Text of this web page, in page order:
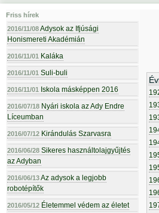
Friss hírek
2016/11/08Adysok az Ifjúsági
Honismereti Akadémián
2016/11/01 Kaláka
2016/11/01 Suli-buli
2016/11/01 Iskola másképpen 2016
2016/07/18 Nyári iskola az Ady Endre
Líceumban
2016/07/12 Kirándulás Szarvasra
2016/06/28 Sikeres használtolajgyűjtés
az Adyban
2016/06/13Az adysok a legjobb
robotépítők
2016/05/12 Életemmel védem az életet